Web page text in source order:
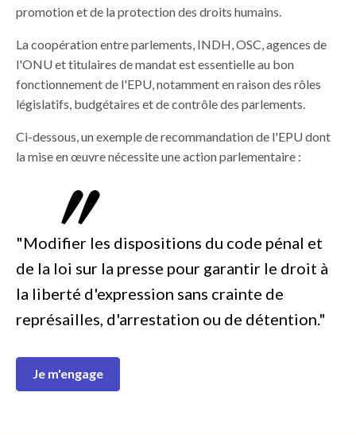
promotion et de la protection des droits humains.
La coopération entre parlements, INDH, OSC, agences de
l'ONU et titulaires de mandat est essentielle au bon
fonctionnement de l'EPU, notamment en raison des rôles
législatifs, budgétaires et de contrôle des parlements.
Ci-dessous, un exemple de recommandation de l'EPU dont
la mise en œuvre nécessite une action parlementaire :
"Modifier les dispositions du code pénal et
de la loi sur la presse pour garantir le droit à
la liberté d'expression sans crainte de
représailles, d'arrestation ou de détention."
Je m'engage